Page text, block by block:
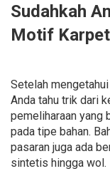
Sudahkah
Motif
Setelah
Anda tahu trik dari
pemeliharaan yang
pada tipe bahan.
pasaran juga ada
sintetis hingga wol.